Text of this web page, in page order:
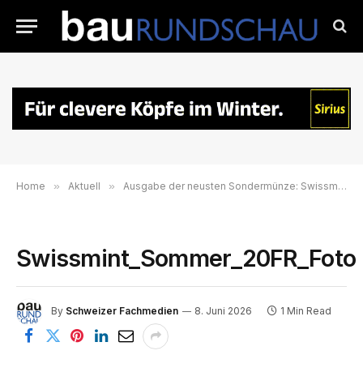
Home » Aktuell » Ausgabe der neusten Sondermünze: Swissmint beleuchtet mit Silbermünzserie die Schönheit der vier Jahreszeiten
Swissmint_Sommer_20FR_Foto
By Schweizer Fachmedien 8. Juni 2026 1 Min Read